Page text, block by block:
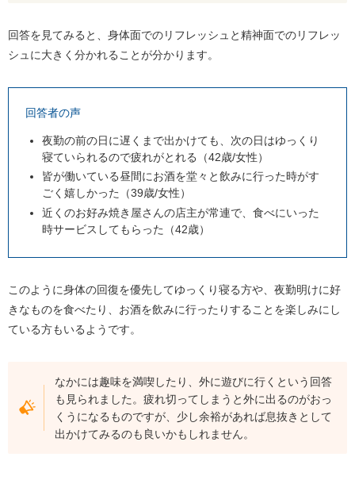
回答を見てみると、身体面でのリフレッシュと精神面でのリフレッ
シュに大きく分かれることが分かります。
回答者の声
夜勤の前の日に遅くまで出かけても、次の日はゆっくり
寝ていられるので疲れがとれる（42歳/女性）
皆が働いている昼間にお酒を堂々と飲みに行った時がす
ごく嬉しかった（39歳/女性）
近くのお好み焼き屋さんの店主が常連で、食べにいった
時サービスしてもらった（42歳）
このように身体の回復を優先してゆっくり寝る方や、夜勤明けに好
きなものを食べたり、お酒を飲みに行ったりすることを楽しみにし
ている方もいるようです。
なかには趣味を満喫したり、外に遊びに行くという回答
も見られました。疲れ切ってしまうと外に出るのがおっ
くうになるものですが、少し余裕があれば息抜きとして
出かけてみるのも良いかもしれません。